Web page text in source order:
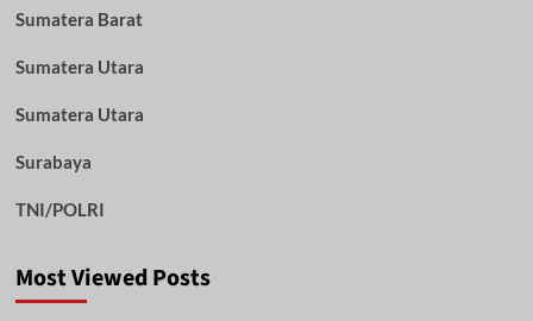
Sumatera Barat
Sumatera Utara
Sumatera Utara
Surabaya
TNI/POLRI
Most Viewed Posts